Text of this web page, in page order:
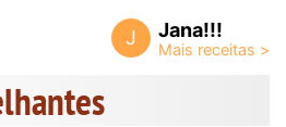
J Jana!!!